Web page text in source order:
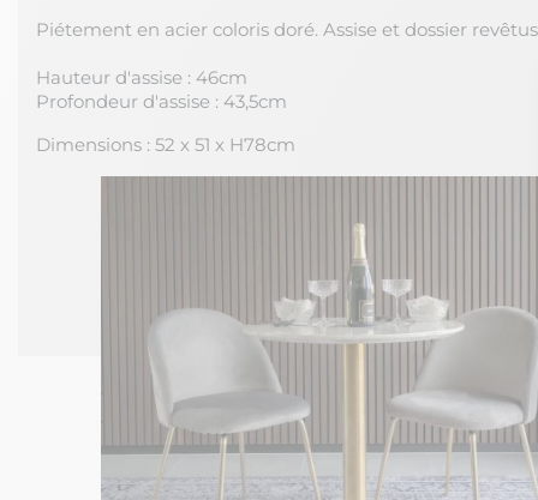
Piétement en acier coloris doré. Assise et dossier
Hauteur d'assise : 46cm
Profondeur d'assise : 43,5cm
Dimensions : 52 x 51 x H78cm